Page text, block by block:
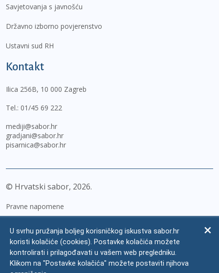
Savjetovanja s javnošću
Državno izborno povjerenstvo
Ustavni sud RH
Kontakt
Ilica 256B, 10 000 Zagreb
Tel.: 01/45 69 222
mediji@sabor.hr
gradjani@sabor.hr
pisarnica@sabor.hr
© Hrvatski sabor, 2026
Pravne napomene
Zaštita osobnih podataka
Impressum
U svrhu pružanja boljeg korisničkog iskustva sabor.hr
koristi kolačiće (cookies). Postavke kolačića možete
kontrolirati i prilagođavati u vašem web pregledniku.
Klikom na "Postavke kolačića" možete postaviti njihova